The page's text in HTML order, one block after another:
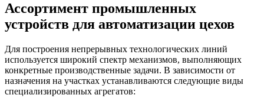
Ассортимент промышленных
устройств для автоматизации цехов
Для построения непрерывных технологических линий
используется широкий спектр механизмов, выполняющих
конкретные производственные задачи. В зависимости от
назначения на участках устанавливаются следующие виды
специализированных агрегатов: